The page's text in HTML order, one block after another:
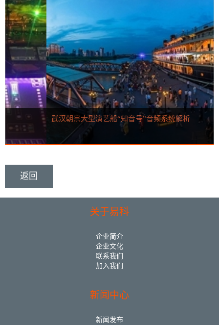
武汉朝宗大型演艺船“知音号”音频系统解析
返回
关于易科
企业简介
企业文化
联系我们
加入我们
新闻中心
新闻发布